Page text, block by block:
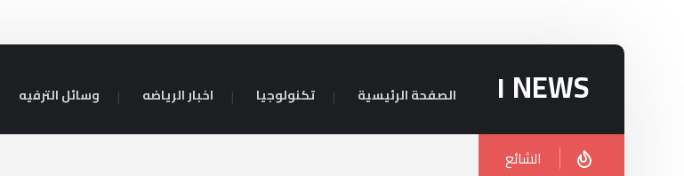
NEWS ١ الصفحة الرئيسية تكنولوجيا اخبار الرياضه وسائل الترفيه
الشائع